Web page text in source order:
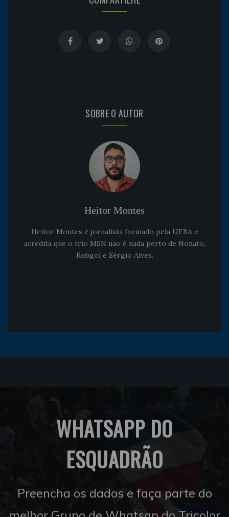
SOBRE O AUTOR
Heitor Montes
Heitor Montes é jornalista formado pela UFBA e
acredita que o trio MSN não é nada perto de Nonato,
Robgol e Sérgio Alves.
WHATSAPP DO
ESQUADRÃO
Preencha os dados e faça parte do